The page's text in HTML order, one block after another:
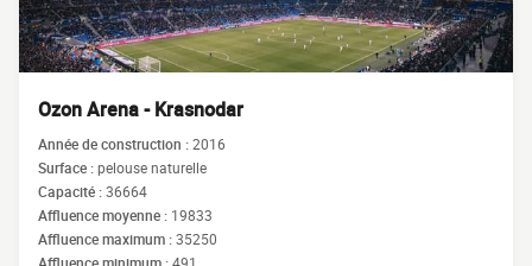
Ozon Arena - Krasnodar
Année de construction :2016
Surface :pelouse naturelle
Capacité :36664
Affluence moyenne : 19833
Affluence maximum :35250